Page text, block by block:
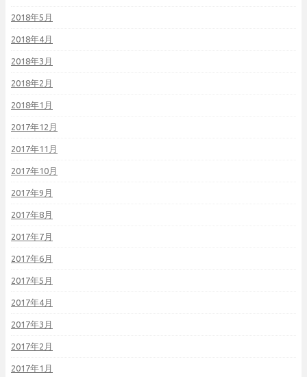
2018年5月
2018年4月
2018年3月
2018年2月
2018年1月
2017年12月
2017年11月
2017年10月
2017年9月
2017年8月
2017年7月
2017年6月
2017年5月
2017年4月
2017年3月
2017年2月
2017年1月